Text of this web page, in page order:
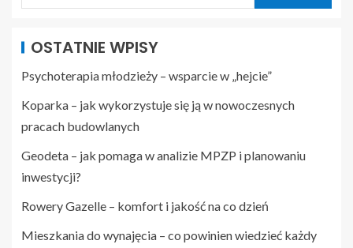
OSTATNIE WPISY
Psychoterapia młodzieży – wsparcie w „hejcie”
Koparka – jak wykorzystuje się ją w nowoczesnych
pracach budowlanych
Geodeta – jak pomaga w analizie MPZP i planowaniu
inwestycji?
Rowery Gazelle – komfort i jakość na co dzień
Mieszkania do wynajęcia – co powinien wiedzieć każdy